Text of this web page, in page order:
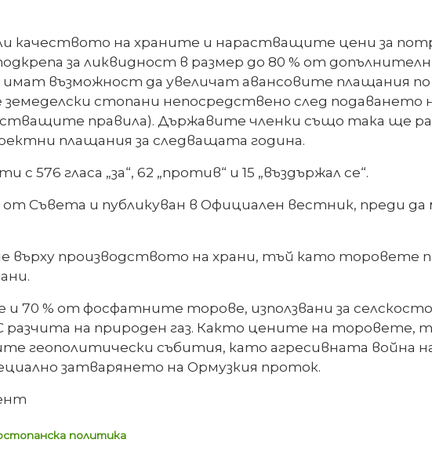
качеството на храните и нарастващите цени за
за ликвидност в размер до 80 % от
възможност да увеличат авансовите плащания по
стопани непосредствено след подаването
правила). Държавите членки също така ще
плащания за следващата година.
гласа „за“, 62 „против“ и 15 „въздържал се“.
Съвета и публикуван в Официален вестник, преди да
производството на храни, тъй като торовете
70 % от фосфатните торове, използвани за
на природен газ. Както цените на торовете,
геополитически събития, като агресивната война
затварянето на Ормузкия проток.
политика